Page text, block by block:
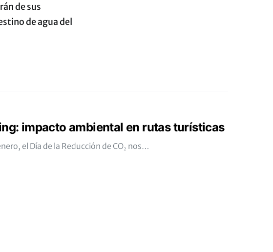
de sus
de agua del
impacto ambiental en rutas turísticas
el Día de la Reducción de CO₂ nos…